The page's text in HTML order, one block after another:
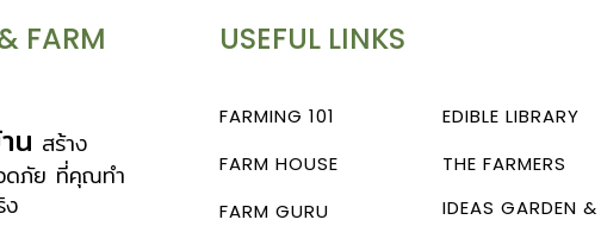
FARM
น สร้าง
อดภัย ที่คุณทำ
USEFUL LINKS
FARMING 101
FARM HOUSE
FARM GURU
EDIBLE LIBRARY
THE FARMERS
IDEAS GARDEN &